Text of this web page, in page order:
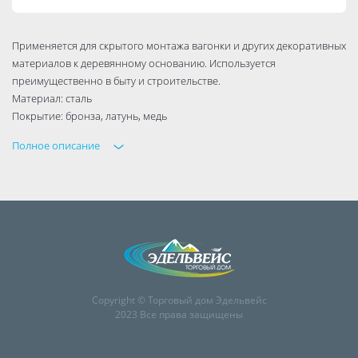
Применяется для скрытого монтажа вагонки и других декоративных
материалов к деревянному основанию. Используется
преимущественно в быту и строительстве.
Материал: сталь
Покрытие: бронза, латунь, медь
Полное описание
Copyright © Торговый дом Эдельвейс
2023 Все права защищены